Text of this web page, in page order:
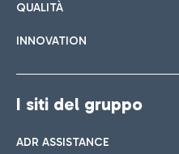
QUALITÀ
INNOVATION
I siti del gruppo
ADR ASSISTANCE